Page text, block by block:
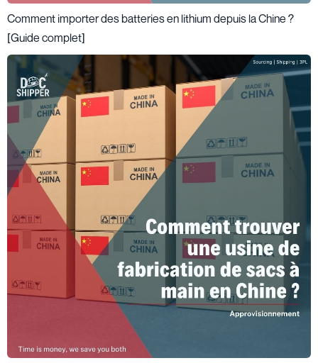
Comment importer des batteries en lithium depuis la Chine ?
[Guide complet]